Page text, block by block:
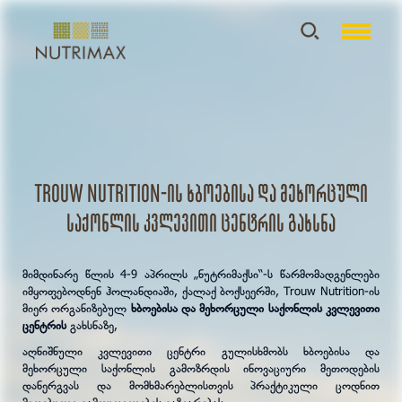
Trouw Nutrition-ის ხბოებისა და მეხორცული
საქონლის კვლევითი ცენტრის გახსნა
მიმდინარე წლის 4-9 აპრილს „ნუტრიმაქსი“-ს წარმომადგენლები
იმყოფებოდნენ ჰოლანდიაში, ქალაქ ბოქსეერში, Trouw Nutrition-ის
მიერ ორგანიზებულ ხბოებისა და მეხორცული საქონლის კვლევითი
ცენტრისგახსნაზე,
აღნიშნული კვლევითი ცენტრი გულისხმობს ხბოებისა და
მეხორცული საქონლის გამოზრდის ინოვაციური მეთოდების
დანერგვას და მომხმარებლისთვის პრაქტიკული ცოდნით